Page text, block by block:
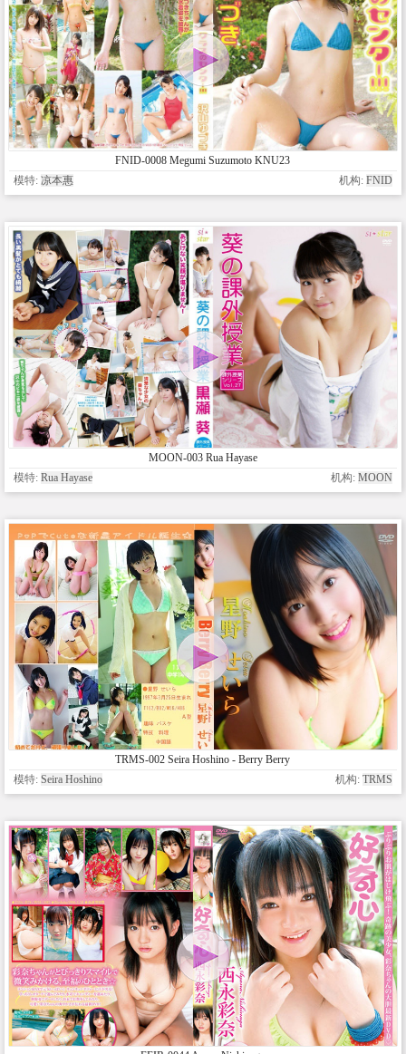
FNID-0008 Megumi Suzumoto KNU23
模特: 凉本惠 机构: FNID
MOON-003 Rua Hayase
模特: Rua Hayase 机构: MOON
TRMS-002 Seira Hoshino - Berry Berry
模特: Seira Hoshino 机构: TRMS